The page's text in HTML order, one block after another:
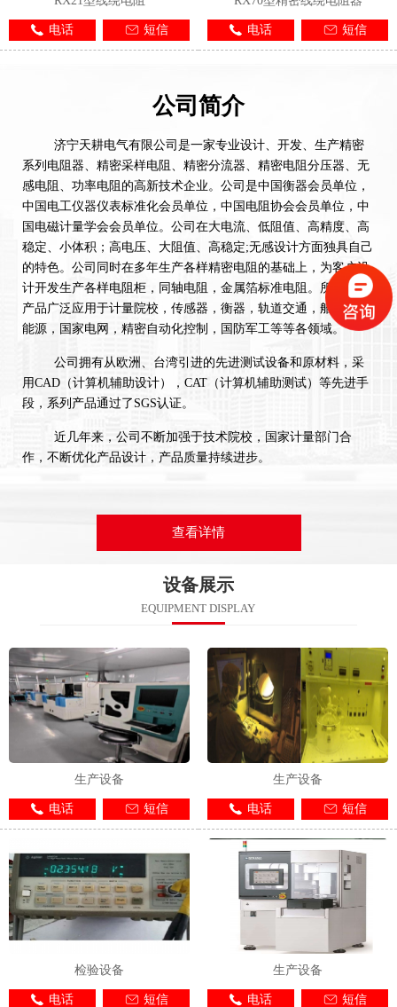
电话 短信 电话 短信
公司简介
济宁天耕电气有限公司是一家专业设计、开发、生产精密
系列电阻器、精密采样电阻、精密分流器、精密电阻分压器、无
感电阻、功率电阻的高新技术企业。公司是中国衡器会员单位，
中国电工仪器仪表标准化会员单位，中国电阻协会会员单位，中
国电磁计量学会会员单位。公司在大电流、低阻值、高精度、高
稳定、小体积；高电压、大阻值、高稳定;无感设计方面独具自己
的特色。公司同时在多年生产各样精密电阻的基础上，为客户设
计开发生产各样电阻柜，同轴电阻，金属箔标准电阻。所生产的
产品广泛应用于计量院校，传感器，衡器，轨道交通，船舶，新
能源，国家电网，精密自动化控制，国防军工等等各领域。
公司拥有从欧洲、台湾引进的先进测试设备和原材料，采
用CAD（计算机辅助设计），CAT（计算机辅助测试）等先进手
段，系列产品通过了SGS认证。
近几年来，公司不断加强于技术院校，国家计量部门合
作，不断优化产品设计，产品质量持续进步。
查看详情
设备展示
EQUIPMENT DISPLAY
生产设备
电话 短信
生产设备
电话 短信
检验设备
电话 短信
生产设备
电话 短信